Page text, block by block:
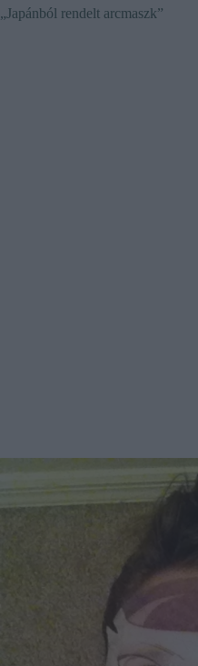
„Japánból rendelt arcmaszk”